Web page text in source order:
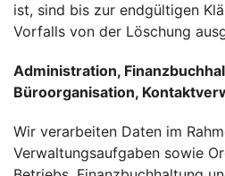
ist, sind bis zur endgültigen
Vorfalls von der Löschung
Administration,
Büroorganisation,
Wir verarbeiten Daten im
Verwaltungsaufgaben sowie